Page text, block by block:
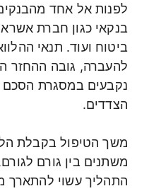
לפנות אל אחד
בנקאי כגון חברת
ביטוח ועוד. תנאי
להעברה, גובה ההחזר
נקבעים במסגרת הסכם
הצדדים.
משך הטיפול בקבלת
משתנים בין גורם
התהליך עשוי